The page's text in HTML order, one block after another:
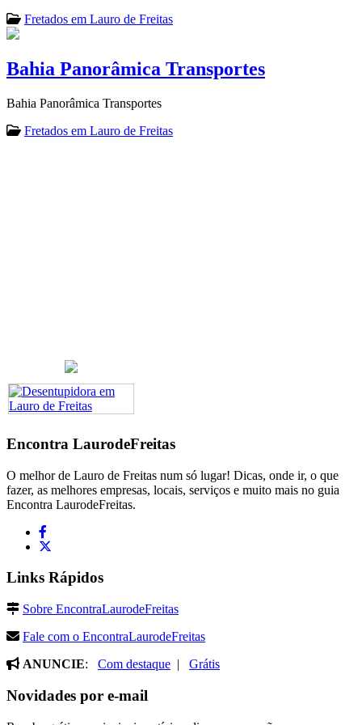
Fretados em Lauro de Freitas
Bahia Panorâmica Transportes
Bahia Panorâmica Transportes
Fretados em Lauro de Freitas
Encontra LaurodeFreitas
O melhor de Lauro de Freitas num só lugar! Dicas, onde ir, o que
fazer, as melhores empresas, locais, serviços e muito mais no guia
Encontra LaurodeFreitas.
Links Rápidos
Sobre EncontraLaurodeFreitas
Fale com o EncontraLaurodeFreitas
ANUNCIE: Com destaque | Grátis
Novidades por e-mail